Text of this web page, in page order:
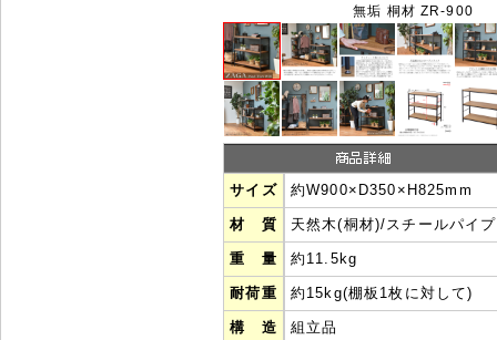
無垢 桐材 ZR-900
サイズ 約W900×D350×H825mm
材 質 天然木(桐材)/スチールパイプ
重 量 約11.5kg
耐荷重 約15kg(棚板1枚に対して)
構 造 組立品